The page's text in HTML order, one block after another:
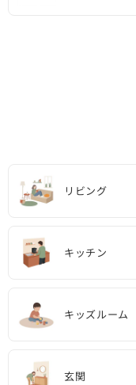
リビング
キッチン
キッズルーム
玄関